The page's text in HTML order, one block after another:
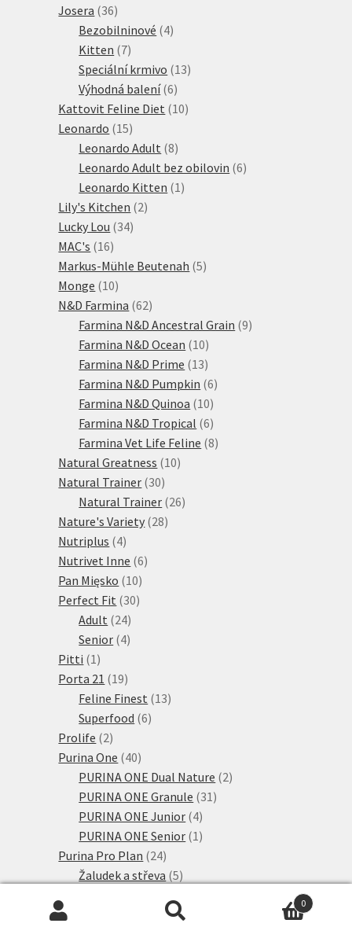
Josera 3636
produktů
Bezobilninové 44
Kitten 77
produktů
Speciální krmivo 1313
Výhodná balení 66
produktů
Kattovit Feline Diet 1010
Leonardo 1515
produktů
Leonardo Adult 88
produktů
Leonardo Adult bez obilovin 66
Leonardo Kitten 1 1
Lily's Kitchen 22
Lucky Lou 3434
MAC's 1616
produktů
Markus-Mühle Beutenah 55
Monge 1010
produktů
N&D Farmina 6262
produktů
Farmina N&D Ancestral Grain 99
Farmina N&D Ocean 1010
produktů
Farmina N&D Prime 1313
produktů
Farmina N&D Pumpkin 66
Farmina N&D Quinoa 1010
produktů
Farmina N&D Tropical 66
produktů
Farmina Vet Life Feline 88
Natural Greatness 1010
Natural Trainer 3030
produktů
Natural Trainer 2626
Nature's Variety 2828
Nutriplus 44
produkty
Nutrivet Inne 66
Pan Mięsko 1010
produktů
Perfect Fit 3030
Adult 2424
produktů
Senior 44
Pitti 1 1
produkt
Porta 21 1919
produktů
Feline Finest 1313
Superfood 66
Prolife 22
produkty
Purina One 4040
produktů
PURINA ONE Dual Nature 22
PURINA ONE Granule 31 31
PURINA ONE Junior 44
produkty
PURINA ONE Senior 1 1
Purina Pro Plan 2424
produktů
Žaludek a střeva 55
produkty
0